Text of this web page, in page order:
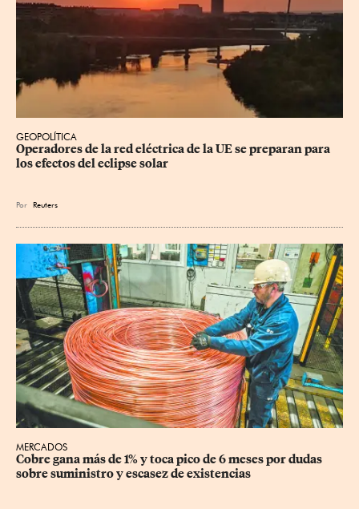
GEOPOLÍTICA
Operadores de la red eléctrica de la UE se preparan para
los efectos del eclipse solar
Por Reuters
MERCADOS
Cobre gana más de 1% y toca pico de 6 meses por dudas
sobre suministro y escasez de existencias